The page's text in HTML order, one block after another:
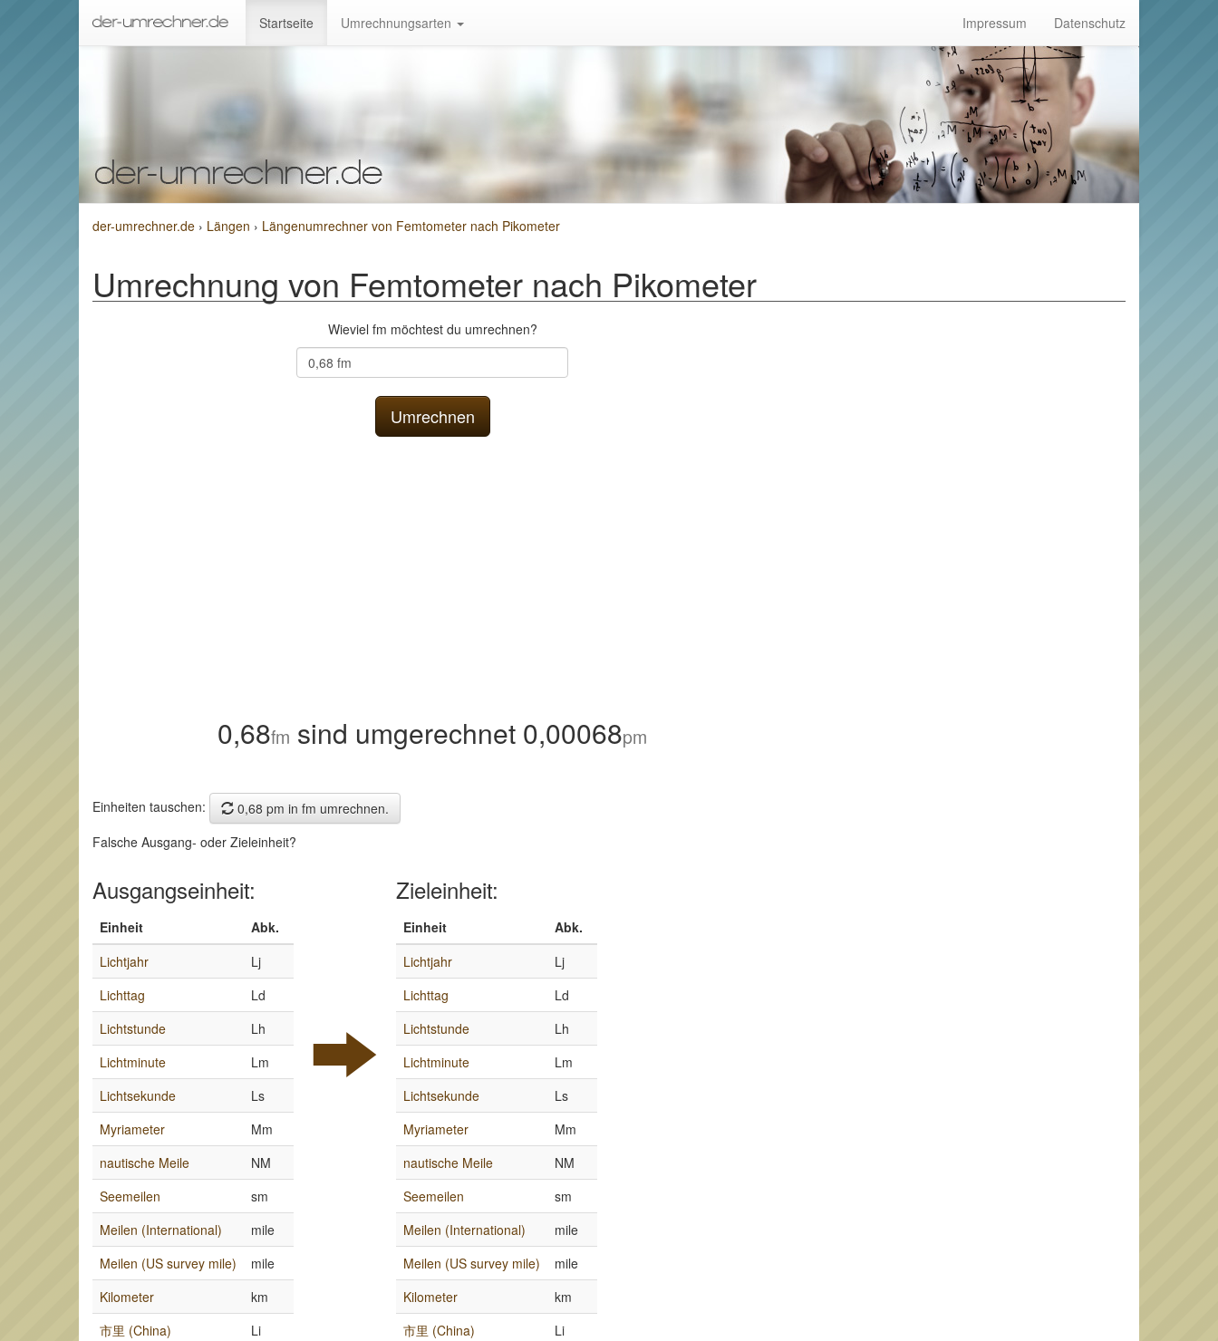
Startseite Umrechnungsarten Impressum Datenschutz
der-umrechner.de › Längen › Längenumrechner von Femtometer nach Pikometer
Umrechnung von Femtometer nach Pikometer
Wieviel fm möchtest du umrechnen?
0,68fm sind umgerechnet 0,00068pm
Einheiten tauschen:
0,68 pm in fm umrechnen.
Falsche Ausgang- oder Zieleinheit?
Ausgangseinheit:
Einheit
Abk.
Lichtjahr
Lj
Lichttag
Ld
Lichtstunde
Lh
Lichtminute
Lm
Lichtsekunde
Ls
Myriameter
Mm
nautische Meile
NM
Seemeilen
sm
Meilen (International)
mile
Meilen (US survey mile)
mile
Kilometer
km
市里 (China)
Li
Zieleinheit:
Einheit
Abk.
Lichtjahr
Lj
Lichttag
Ld
Lichtstunde
Lh
Lichtminute
Lm
Lichtsekunde
Ls
Myriameter
Mm
nautische Meile
NM
Seemeilen
sm
Meilen (International)
mile
Meilen (US survey mile)
mile
Kilometer
km
市里 (China)
Li